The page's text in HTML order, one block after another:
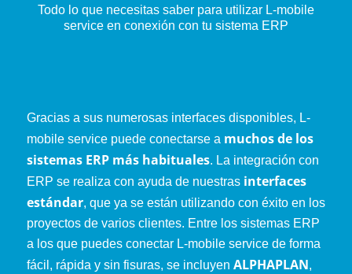
Todo lo que necesitas saber para utilizar L-mobile
service en conexión con tu sistema ERP
Gracias a sus numerosas interfaces disponibles, L-
mobile service puede conectarse a muchos de los
sistemas ERP más habituales. La integración con
ERP se realiza con ayuda de nuestras interfaces
estándar, que ya se están utilizando con éxito en los
proyectos de varios clientes. Entre los sistemas ERP
a los que puedes conectar L-mobile service de forma
fácil, rápida y sin fisuras, se incluyen ALPHAPLAN,